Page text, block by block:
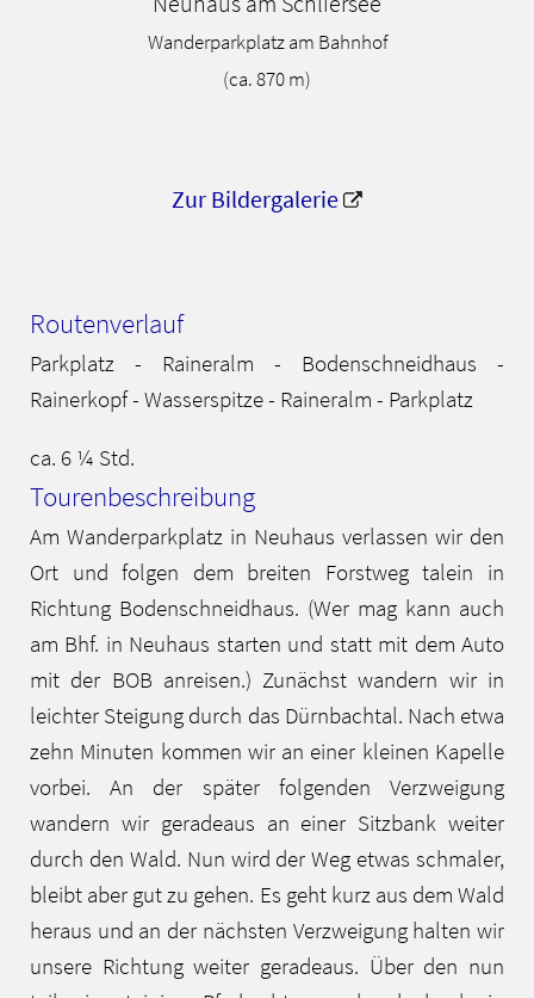
Wanderparkplatz am Bahnhof
(ca. 870 m)
Zur Bildergalerie
Routenverlauf
Parkplatz - Raineralm - Bodenschneidhaus -
Rainerkopf - Wasserspitze - Raineralm - Parkplatz
ca. 6 ¼ Std.
Tourenbeschreibung
Am Wanderparkplatz in Neuhaus verlassen wir den
Ort und folgen dem breiten Forstweg talein in
Richtung Bodenschneidhaus. (Wer mag kann auch
am Bhf. in Neuhaus starten und statt mit dem Auto
mit der BOB anreisen.) Zunächst wandern wir in
leichter Steigung durch das Dürnbachtal. Nach etwa
zehn Minuten kommen wir an einer kleinen Kapelle
vorbei. An der später folgenden Verzweigung
wandern wir geradeaus an einer Sitzbank weiter
durch den Wald. Nun wird der Weg etwas schmaler,
bleibt aber gut zu gehen. Es geht kurz aus dem Wald
heraus und an der nächsten Verzweigung halten wir
unsere Richtung weiter geradeaus. Über den nun